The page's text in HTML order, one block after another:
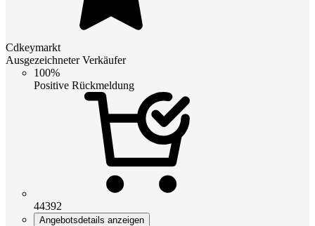
Cdkeymarkt
Ausgezeichneter Verkäufer
100%
Positive Rückmeldung
44392
Angebotsdetails anzeigen